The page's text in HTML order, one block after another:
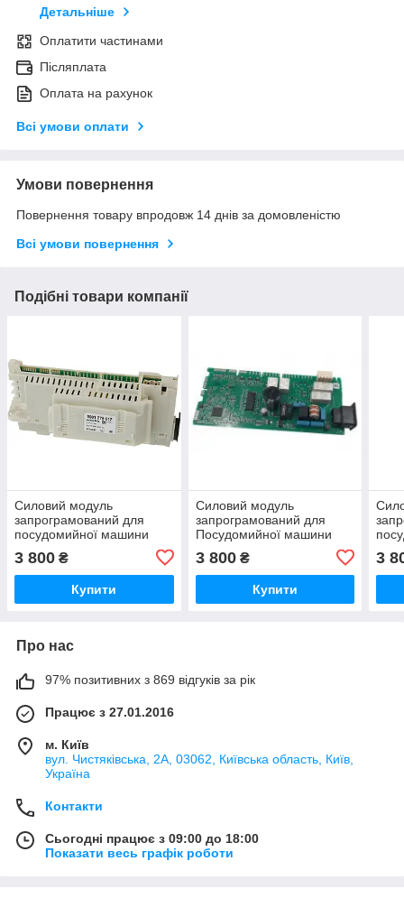
Детальніше
Оплатити частинами
Післяплата
Оплата на рахунок
Всі умови оплати
Умови повернення
Повернення товару впродовж 14 днів за домовленістю
Всі умови повернення
Подібні товари компанії
Силовий модуль
запрограмований для
посудомийної машини
3 800 ₴
Купити
Силовий модуль
запрограмований для
Посудомийної машини
3 800₴
Купити
3
Про нас
97% позитивних з 869 відгуків за рік
Працює з 27.01.2016
м. Київ
вул. Чистяківська, 2А, 03062, Київська область, Київ,
Україна
Контакти
Сьогодні працює з 09:00 до 18:00
Показати весь графік роботи